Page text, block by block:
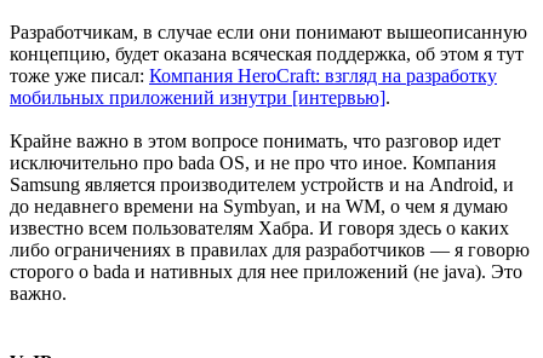
Разработчикам, в случае если они понимают вышеописанную
концепцию, будет оказана всяческая поддержка, об этом я тут
тоже уже писал: Компания HeroCraft: взгляд на разработку
мобильных приложений изнутри [интервью].
Крайне важно в этом вопросе понимать, что разговор идет
исключительно про bada OS, и не про что иное. Компания
Samsung является производителем устройств и на Android, и
до недавнего времени на Symbyan, и на WM, о чем я думаю
известно всем пользователям Хабра. И говоря здесь о каких
либо ограничениях в правилах для разработчиков — я говорю
сторого о bada и нативных для нее приложений (не java). Это
важно.